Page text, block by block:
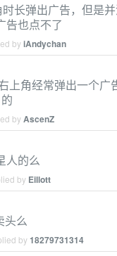
长弹出广告，但是
告也点不了
byiAndychan
上角经常弹出一个广
byAscenZ
人的么
by Eillott
头么
by18279731314